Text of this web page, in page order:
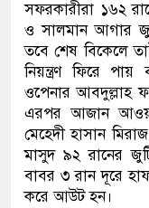
সফরকারীরা ১৬২
ও সালমান আগার
তবে শেষ বিকেলে
নিয়ন্ত্রণ ফিরে পায়
ওপেনার আবদুল্লাহ
এরপর আজান
মেহেদী হাসান
মাসুদ ৯২ রানের
বাবর ৩ রান দূরে
করে আউট হন।